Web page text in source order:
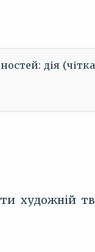
дія
художній